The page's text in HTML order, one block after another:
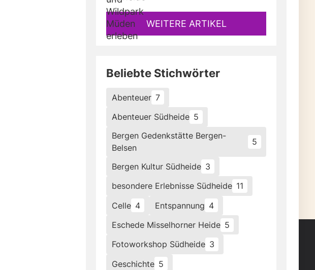
WEITERE ARTIKEL
Beliebte Stichwörter
Abenteuer 7
Abenteuer Südheide 5
Bergen Gedenkstätte Bergen-
Belsen
5
Bergen Kultur Südheide 3
besondere Erlebnisse Südheide 11
Celle 4 Entspannung 4
Eschede Misselhorner Heide 5
Fotoworkshop Südheide 3
Geschichte 5